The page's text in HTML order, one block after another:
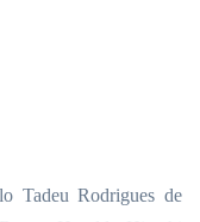
Tadeu Rodrigues de